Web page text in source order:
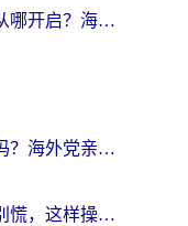
苹果手机无尽冬日加速器从哪开启？海外玩家的冬日生存指南
酷狗会员在国外可以听歌吗？海外党亲测有效：3步解决音乐权限难题
在国外无法听国内的歌？别慌，这样操作就能畅听QQ音乐（附亲测加速器推荐）